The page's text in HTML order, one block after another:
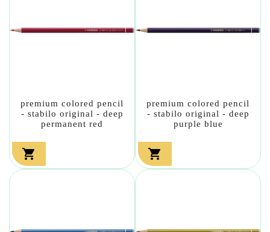
premium colored pencil
- stabilo original - deep
permanent red

premium colored pencil
- stabilo original - deep
purple blue
